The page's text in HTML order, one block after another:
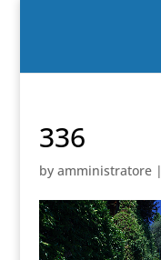
336
by amministratore|